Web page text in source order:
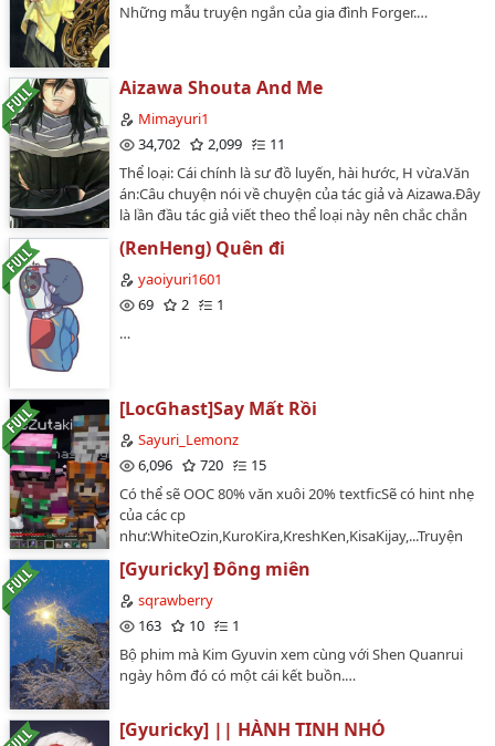
Những mẫu truyện ngắn của gia đình Forger.…
Aizawa Shouta And Me
Mimayuri1
34,702
2,099
11
Thể loại: Cái chính là sư đồ luyến, hài hước, H vừa.Văn
án:Câu chuyện nói về chuyện của tác giả và Aizawa.Đây
là lần đầu tác giả viết theo thể loại này nên chắc chắn
sẽ mang tên tác giả (Yuri). Trong này đa phần nói về tác
giả thật nhưng cũng sẽ có một số chỗ được thổi
phồng lên.Vui lòng không reup ở bất kỳ đâu khi chưa
(RenHeng) Quên đi
yaoiyuri1601
69
2
1
…
[LocGhast]Say Mất Rồi
Sayuri_Lemonz
6,096
720
15
Có thể sẽ OOC 80% văn xuôi 20% textficSẽ có hint nhẹ
của các cp
như:WhiteOzin,KuroKira,KreshKen,KisaKijay,...Truyện
[Gyuricky] Đông miên
sqrawberry
163
10
1
Bộ phim mà Kim Gyuvin xem cùng với Shen Quanrui
ngày hôm đó có một cái kết buồn.…
[Gyuricky] || HÀNH TINH NHỎ